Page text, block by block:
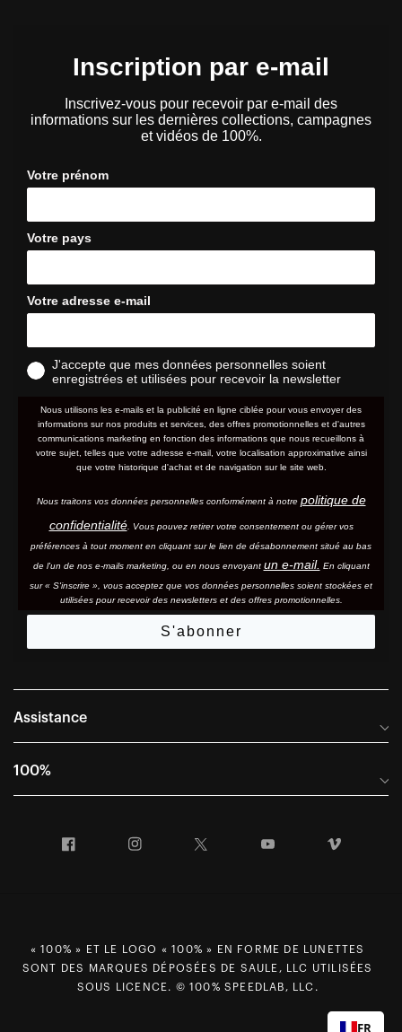
Inscription par e-mail
Inscrivez-vous pour recevoir par e-mail des
informations sur les dernières collections, campagnes
et vidéos de 100%.
Votre prénom
Votre pays
Votre adresse e-mail
J'accepte que mes données personnelles soient
enregistrées et utilisées pour recevoir la newsletter
Nous utilisons les e-mails et la publicité en ligne ciblée pour vous envoyer des
informations sur nos produits et services, des offres promotionnelles et d'autres
communications marketing en fonction des informations que nous recueillons à
votre sujet, telles que votre adresse e-mail, votre localisation approximative ainsi
que votre historique d'achat et de navigation sur le site web.
Nous traitons vos données personnelles conformément à notre politique de
confidentialité. Vous pouvez retirer votre consentement ou gérer vos
préférences à tout moment en cliquant sur le lien de désabonnement situé au bas
de l'un de nos e-mails marketing, ou en nous envoyant un e-mail. En cliquant
sur « S'inscrire », vous acceptez que vos données personnelles soient stockées et
utilisées pour recevoir des newsletters et des offres promotionnelles.
S'abonner
Assistance
Foire aux questions
Conditions générales de vente
100%
Informations sur l'entreprise
du RGPD
Facebook Instagram YouTube
« 100% » ET LE LOGO « 100% » EN FORME DE LUNETTES
SONT DES MARQUES DÉPOSÉES DE SAULE, LLC UTILISÉES
SOUS LICENCE. © 100% SPEEDLAB, LLC.
FR